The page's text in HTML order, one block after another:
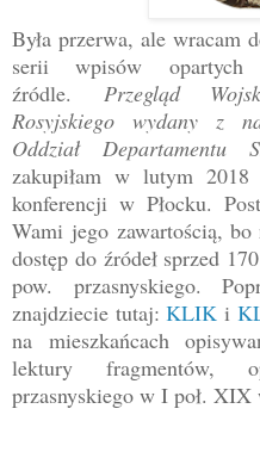
Była przerwa, ale wracam
serii wpisów opartych
źródle. Przegląd
Rosyjskiego wydany z
Oddział Departamentu
zakupiłam w lutym
konferencji w Płocku.
Wami jego zawartością,
dostęp do źródeł sprzed
pow. przasnyskiego.
znajdziecie tutaj:KLIK i
na mieszkańcach
lektury fragmentów,
przasnyskiego w I poł. XIX